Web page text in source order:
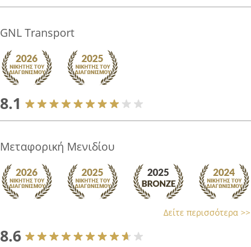
GNL Transport
8.1
Μεταφορική Μενιδίου
Δείτε περισσότερα >>
8.6